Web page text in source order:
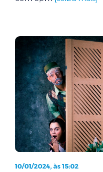
10/01/2024, às 15:02